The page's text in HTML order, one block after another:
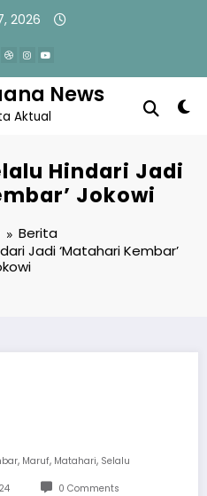
2026
News
Aktual
Hindari Jadi
Jokowi
Berita
Jadi ‘Matahari Kembar’
, Maruf, Matahari, Selalu
0 Comments